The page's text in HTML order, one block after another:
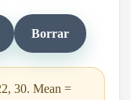
Borrar
30. Mean =